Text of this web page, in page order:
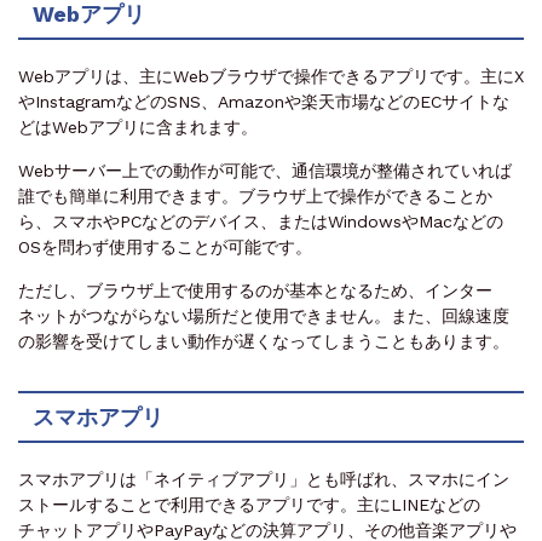
Webアプリ
Webアプリは、主にWebブラウザで操作できるアプリです。主にX
やInstagramなどのSNS、Amazonや楽天市場などのECサイトな
どはWebアプリに含まれます。
Webサーバー上での動作が可能で、通信環境が整備されていれば
誰でも簡単に利用できます。ブラウザ上で操作ができることか
ら、スマホやPCなどのデバイス、またはWindowsやMacなどの
OSを問わず使用することが可能です。
ただし、ブラウザ上で使用するのが基本となるため、インター
ネットがつながらない場所だと使用できません。また、回線速度
の影響を受けてしまい動作が遅くなってしまうこともあります。
スマホアプリ
スマホアプリは「ネイティブアプリ」とも呼ばれ、スマホにイン
ストールすることで利用できるアプリです。主にLINEなどの
チャットアプリやPayPayなどの決算アプリ、その他音楽アプリや